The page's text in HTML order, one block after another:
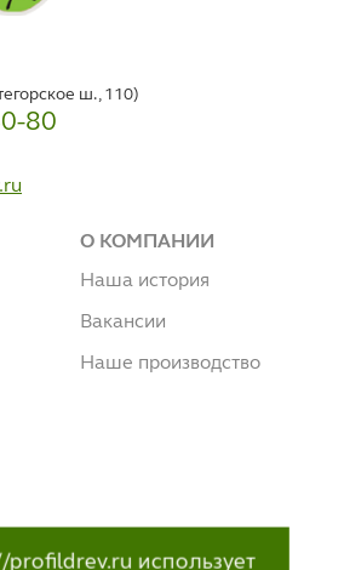
ш., 110)
80
О КОМПАНИИ
Наша история
Вакансии
Наше производство
использует